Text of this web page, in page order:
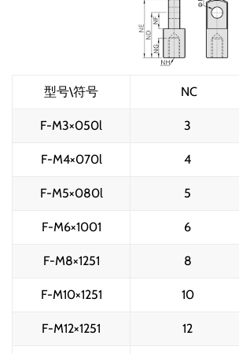
型号\符号 NC
F-M3×050l 3
F-M4×070l 4
F-M5×080l 5
F-M6×1001 6
F-M8×1251 8
F-M10×1251 10
F-M12×1251 12